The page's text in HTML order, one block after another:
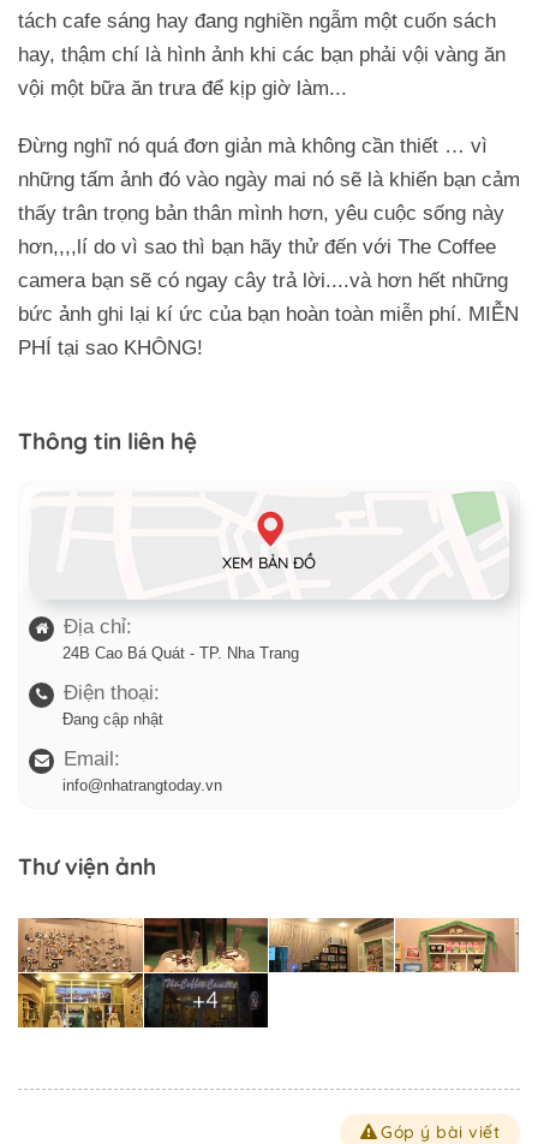
tách cafe sáng hay đang nghiền ngẫm một cuốn sách
hay, thậm chí là hình ảnh khi các bạn phải vội vàng ăn
vội một bữa ăn trưa để kịp giờ làm...
Đừng nghĩ nó quá đơn giản mà không cần thiết … vì
những tấm ảnh đó vào ngày mai nó sẽ là khiến bạn cảm
thấy trân trọng bản thân mình hơn, yêu cuộc sống này
hơn,,,,lí do vì sao thì bạn hãy thử đến với The Coffee
camera bạn sẽ có ngay cây trả lời....và hơn hết những
bức ảnh ghi lại kí ức của bạn hoàn toàn miễn phí. MIỄN
PHÍ tại sao KHÔNG!
Thông tin liên hệ
XEM BẢN ĐỒ
Địa chỉ:
24B Cao Bá Quát - TP. Nha Trang
Điện thoại:
Đang cập nhật
Email:
info@nhatrangtoday.vn
Thư viện ảnh
+4
Góp ý bài viết